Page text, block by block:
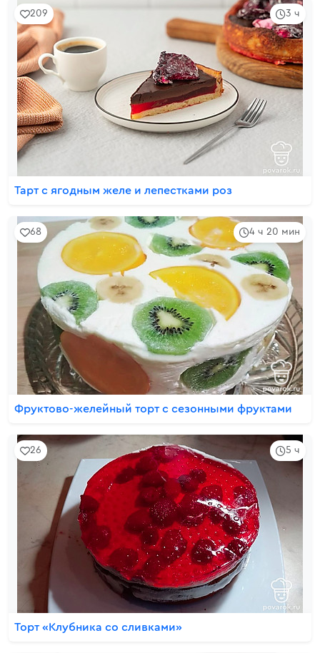
3 ч
209
Тарт с ягодным желе и лепестками роз
4 ч 20 мин
68
Фруктово-желейный торт с сезонными фруктами
5 ч
26
Торт «Клубника со сливками»